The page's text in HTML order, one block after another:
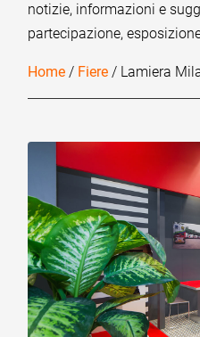
notizie, informazioni e
partecipazione,
Home / Fiere / Lamiera